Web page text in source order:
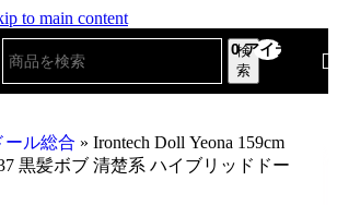
to main content
検
索
0アイテム
ール総合 » Irontech Doll Yeona 159cm
黒髪ボブ 清楚系 ハイブリッドドー